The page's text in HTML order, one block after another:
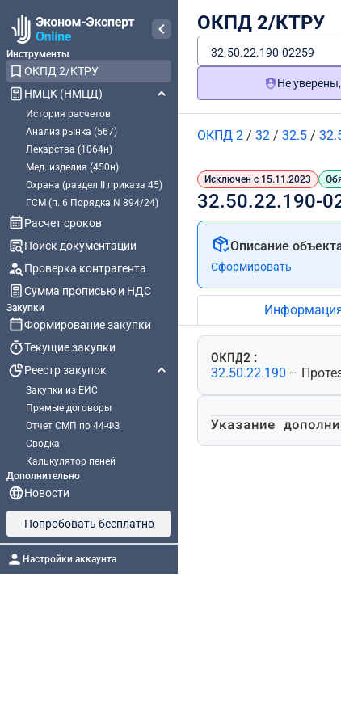
Инструменты
ОКПД 2/КТРУ
НМЦК (НМЦД)
История расчетов
Анализ рынка (567)
Лекарства (1064н)
Мед. изделия (450н)
Охрана (раздел II приказа 45)
ГСМ (п. 6 Порядка N 894/24)
Расчет сроков
Поиск документации
Проверка контрагента
Сумма прописью и НДС
Закупки
Формирование закупки
Текущие закупки
Реестр закупок
Закупки из ЕИС
Прямые договоры
Отчет СМП по 44-ФЗ
Сводка
Калькулятор пеней
Дополнительно
Новости
Попробовать бесплатно
Настройки аккаунта
ОКПД 2/КТРУ
32.50.22.190-02259
Не
ОКПД 2 / 32 / 32.5 /
Исключен с 15.11.2023
32.50.22.190-
Описание
Сформировать
ОКПД2:
32.50.22.190 –
Указание